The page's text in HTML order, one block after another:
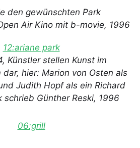
den gewünschten Park
Air Kino mit b-movie, 1996
Künstler stellen Kunst im
hier: Marion von Osten als
Judith Hopf als ein Richard
schrieb Günther Reski, 1996